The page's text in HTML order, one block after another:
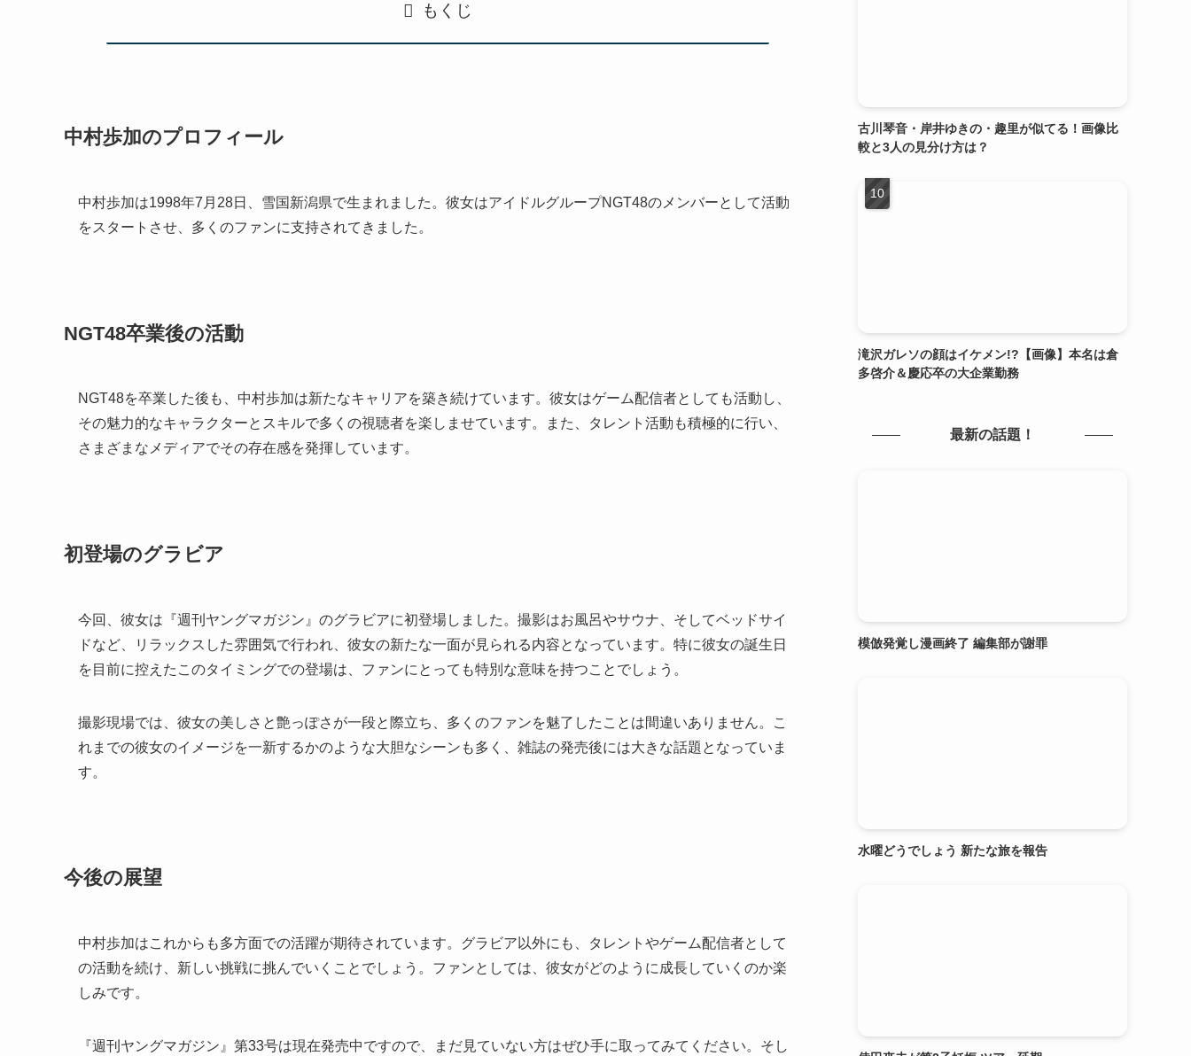
もくじ
中村歩加のプロフィール
中村歩加は1998年7月28日、雪国新潟県で生まれました。彼女はアイドルグループNGT48のメンバーとして活動
をスタートさせ、多くのファンに支持されてきました。
NGT48卒業後の活動
NGT48を卒業した後も、中村歩加は新たなキャリアを築き続けています。彼女はゲーム配信者としても活動し、
その魅力的なキャラクターとスキルで多くの視聴者を楽しませています。また、タレント活動も積極的に行い、
さまざまなメディアでその存在感を発揮しています。
初登場のグラビア
今回、彼女は『週刊ヤングマガジン』のグラビアに初登場しました。撮影はお風呂やサウナ、そしてベッドサイ
ドなど、リラックスした雰囲気で行われ、彼女の新たな一面が見られる内容となっています。特に彼女の誕生日
を目前に控えたこのタイミングでの登場は、ファンにとっても特別な意味を持つことでしょう。
撮影現場では、彼女の美しさと艶っぽさが一段と際立ち、多くのファンを魅了したことは間違いありません。こ
れまでの彼女のイメージを一新するかのような大胆なシーンも多く、雑誌の発売後には大きな話題となっていま
す。
今後の展望
中村歩加はこれからも多方面での活躍が期待されています。グラビア以外にも、タレントやゲーム配信者として
の活動を続け、新しい挑戦に挑んでいくことでしょう。ファンとしては、彼女がどのように成長していくのか楽
しみです。
『週刊ヤングマガジン』第33号は現在発売中ですので、まだ見ていない方はぜひ手に取ってみてください。そし
古川琴音・岸井ゆきの・趣里が似てる！画像比
較と3人の見分け方は？
滝沢ガレソの顔はイケメン!?【画像】本名は倉
多啓介＆慶応卒の大企業勤務
最新の話題！
模倣発覚し漫画終了 編集部が謝罪
水曜どうでしょう 新たな旅を報告